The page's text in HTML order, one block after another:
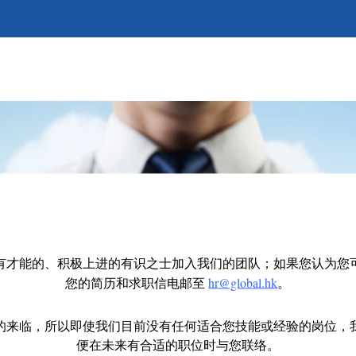
才能的、积极上进的有识之士加入我们的团队；如果您认为您
您的简历和求职信电邮至hr@global.hk
来临，所以即使我们目前没有任何适合您技能或经验的岗位，
便在未来有合适的职位时与您联络。